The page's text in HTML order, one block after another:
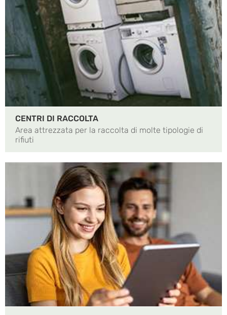
CENTRI DI RACCOLTA
Area attrezzata per la raccolta di molte tipologie di
rifiuti